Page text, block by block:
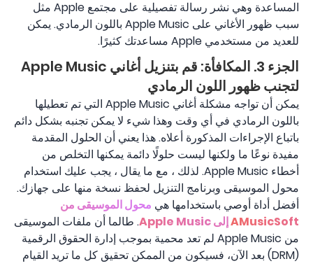
المساعدة وهي نشر رسالة تفصيلية على مجتمع Apple مثل
سبب ظهور الأغاني على Apple Music باللون الرمادي. يمكن
للعديد من مستخدمي Apple مساعدتك كثيرًا.
الجزء 3. المكافأة: قم بتنزيل أغاني Apple Music
لتجنب ظهور اللون الرمادي
يمكن أن تواجه مشكلة أغاني Apple Music التي تم تعطيلها
باللون الرمادي في أي وقت وهذا شيء لا يمكن تجنبه بشكل دائم
باتباع الإجراءات المذكورة أعلاه. هذا يعني أن الحلول المقدمة
مفيدة نوعًا ما ولكنها ليست حلولًا دائمة يمكنها التخلص من
أخطاء Apple Music. لذلك ، مع ما يقال ، يجب عليك استخدام
محول الموسيقى وبرنامج التنزيل لحفظ نسخة منها على جهازك.
أفضل أداة أوصي باستخدامها هي محول الموسيقى من
AMusicSoft إلى Apple Music
. طالما أن ملفات الموسيقى
من Apple Music لم تعد محمية بموجب إدارة الحقوق الرقمية
(DRM) بعد الآن، فسيكون من الممكن تحقيق كل ما تريد القيام